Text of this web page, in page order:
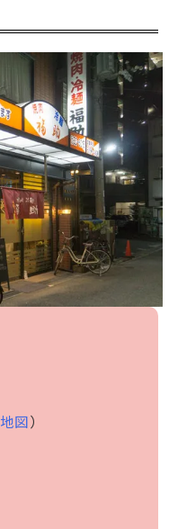
地図）